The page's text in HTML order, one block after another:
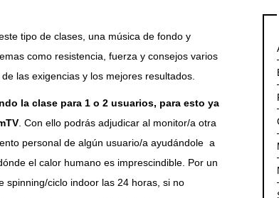
tipo de clases, una música de fondo y
como resistencia, fuerza y consejos varios
las exigencias y los mejores resultados.
la clase para 1 o 2 usuarios, para esto ya
. Con ello podrás adjudicar al monitor/a otra
personal de algún usuario/a ayudándole a
el calor humano es imprescindible. Por un
spinning/ciclo indoor las 24 horas, si no